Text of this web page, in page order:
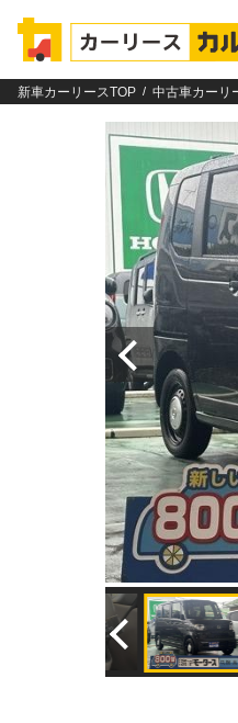
新車カーリースTOP 中古車カーリ